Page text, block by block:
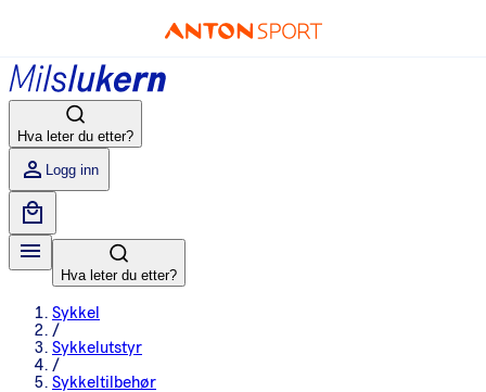
Hva leter du etter?
Logg inn
Hva leter du etter?
Sykkel
/
Sykkelutstyr
/
Sykkeltilbehør